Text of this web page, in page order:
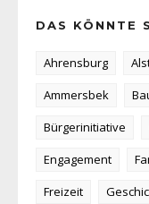
DAS KÖNNTE
Ahrensburg
Ammersbek
Bürgerinitiative
Engagement
Freizeit